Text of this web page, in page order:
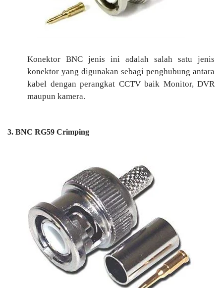
Konektor BNC jenis ini adalah salah satu jenis
konektor yang digunakan sebagi penghubung antara
kabel dengan perangkat CCTV baik Monitor, DVR
maupun kamera.
3. BNC RG59 Crimping